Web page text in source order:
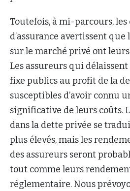
Toutefois, à mi-parcours,
d’assurance avertissent
sur le marché privé ont
Les assureurs qui
fixe publics au profit de la
susceptibles d’avoir connu
significative de leurs coûts.
dans la dette privée se
plus élevés, mais les
des assureurs seront
tout comme leurs
réglementaire. Nous